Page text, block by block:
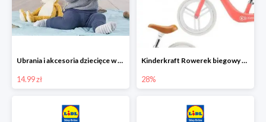
Ubrania i akcesoria dziecięce w Lidlu Online od 14,99 zł
14.99 zł
Kinderkraft Rowerek biegowy Fly
28%